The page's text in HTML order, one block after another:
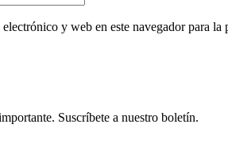
y web en este navegador para la
Suscríbete a nuestro boletín.